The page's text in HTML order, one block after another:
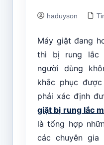
haduyson
Máy giặt đang
thì bị rung lắc
người dùng
khắc phục
phải xác định
giặt bị rung lắc
là tổng hợp
các chuyên